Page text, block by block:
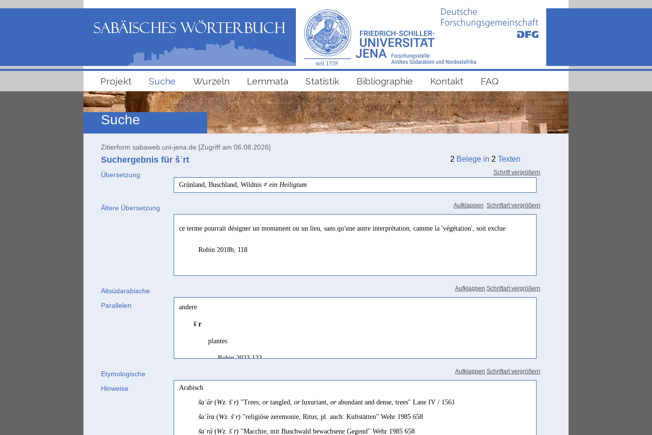
Projekt Suche Wurzeln Lemmata Statistik Bibliographie Kontakt FAQ
Suche
Zitierform sabaweb.uni-jena.de [Zugriff am 06.08.2026]
Suchergebnis für šʿrt 2 Belege in 2 Texten
Übersetzung Schrift vergrößern
Grünland, Buschland, Wildnis ≠ ein Heiligtum
Ältere Übersetzung Aufklappen Schriftart vergrößern
ce terme pourrait désigner un monument ou un lieu, sans qu'une autre interprétation, camme la 'végétation', soit exclue
Robin 2018b, 118
Altsüdarabische
Parallelen
Aufklappen Schriftart vergrößern
andere
šʿr
plantes
Robin 2023 122
Etymologische
Hinweise
Aufklappen Schriftart vergrößern
Arabisch
šaʿār(Wz. šʿr) "Trees; ortangled, orluxuriant, orabundant and dense, trees" Lane IV / 1561
šaʿīra (Wz. šʿr) "religiöse zeremonie, Ritus; pl. auch: Kultstätten" Wehr 1985 658
šaʿrā (Wz. šʿr) "Macchie, mit Buschwald bewachsene Gegend" Wehr 1985 658